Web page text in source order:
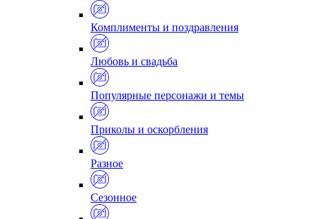
Комплименты и поздравления
Любовь и свадьба
Популярные персонажи и темы
Приколы и оскорбления
Разное
Сезонное